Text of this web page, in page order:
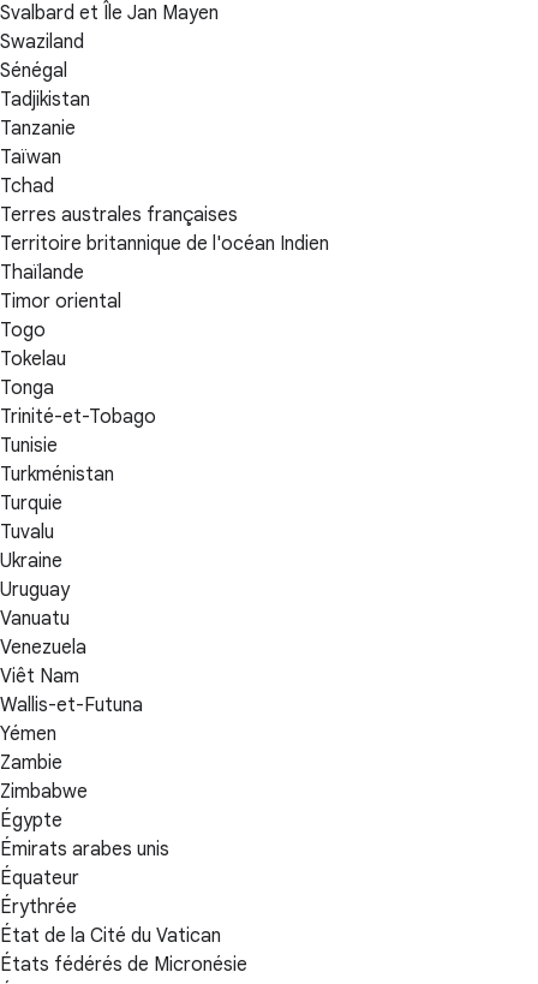
Svalbard et Île Jan Mayen
Swaziland
Sénégal
Tadjikistan
Tanzanie
Taïwan
Tchad
Terres australes françaises
Territoire britannique de l'océan Indien
Thaïlande
Timor oriental
Togo
Tokelau
Tonga
Trinité-et-Tobago
Tunisie
Turkménistan
Turquie
Tuvalu
Ukraine
Uruguay
Vanuatu
Venezuela
Viêt Nam
Wallis-et-Futuna
Yémen
Zambie
Zimbabwe
Égypte
Émirats arabes unis
Équateur
Érythrée
État de la Cité du Vatican
États fédérés de Micronésie